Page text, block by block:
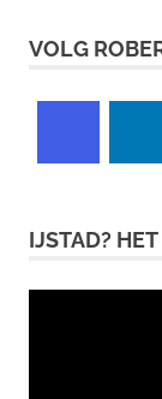
VOLG
IJSTAD?